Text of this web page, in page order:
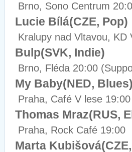
Brno, Sono Centrum
Lucie Bílá(CZE, Pop)
Kralupy nad Vltavou, KD
Bulp(SVK, Indie)
Brno, Fléda 20:00
My Baby(NED, Blues)
Praha, Café V lese 19:00
Thomas Mraz(RUS,
Praha, Rock Café 19:00
Marta